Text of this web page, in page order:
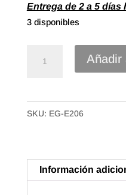
Entrega de 2 a 5 días
3 disponibles
Catalán
(500u.)
Añadir
SKU: EG-E206
Información